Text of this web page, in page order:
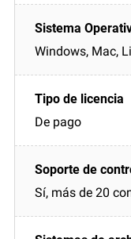
Windows, Mac,
De pago
Sí, más de 20